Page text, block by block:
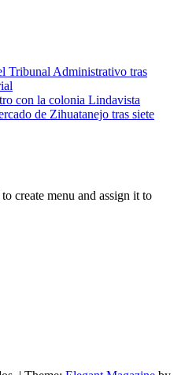
Tribunal Administrativo tras
con la colonia Lindavista
de Zihuatanejo tras siete
create menu and assign it to